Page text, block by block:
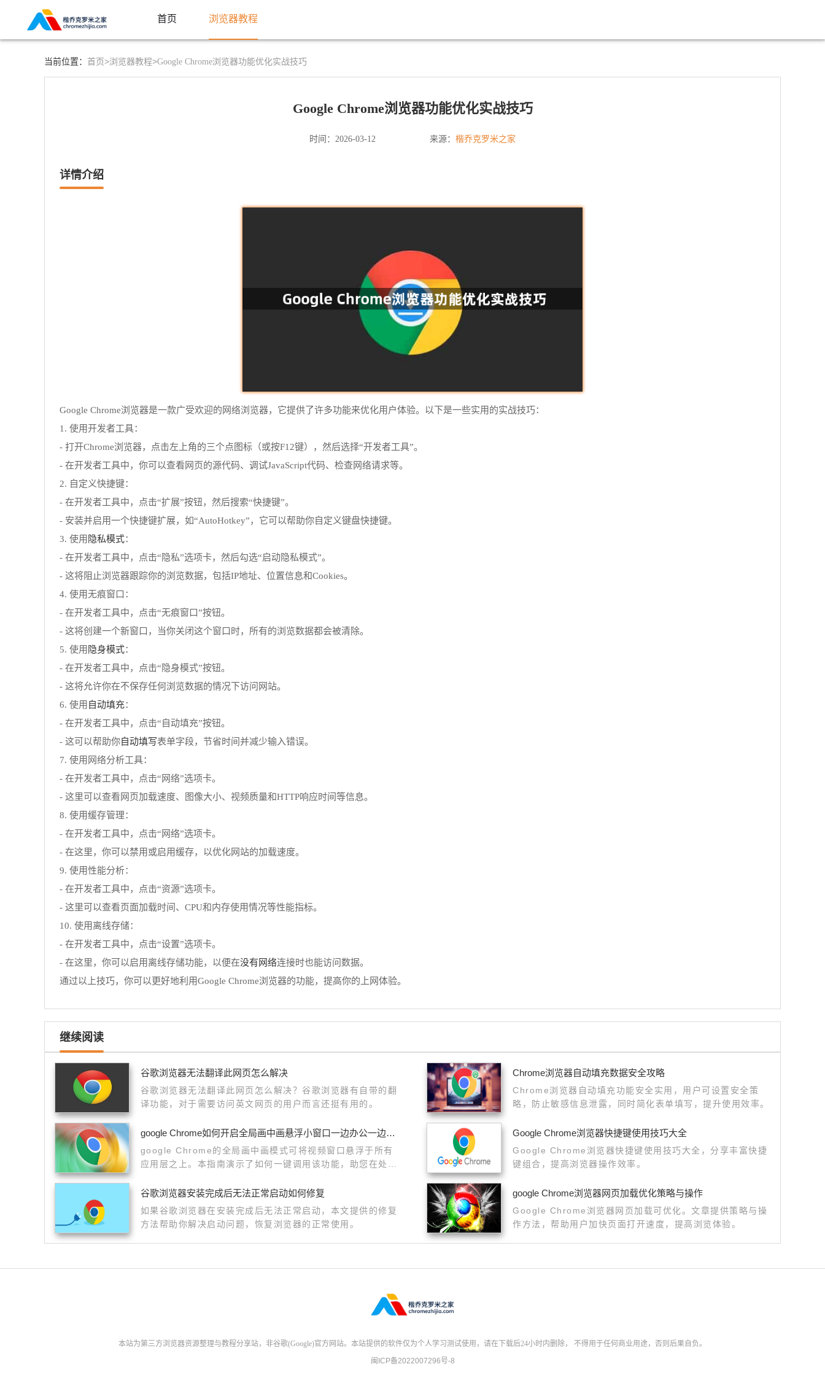
首页 浏览器教程
当前位置： 首页>浏览器教程>Google Chrome浏览器功能优化实战技巧
Google Chrome浏览器功能优化实战技巧
时间：2026-03-12 来源： 楷乔克罗米之家
详情介绍
Google Chrome浏览器是一款广受欢迎的网络浏览器，它提供了许多功能来优化用户体验。以下是一些实用的实战技巧：
1. 使用开发者工具：
- 打开Chrome浏览器，点击左上角的三个点图标（或按F12键），然后选择“开发者工具”。
- 在开发者工具中，你可以查看网页的源代码、调试JavaScript代码、检查网络请求等。
2. 自定义快捷键：
- 在开发者工具中，点击“扩展”按钮，然后搜索“快捷键”。
- 安装并启用一个快捷键扩展，如“AutoHotkey”，它可以帮助你自定义键盘快捷键。
3. 使用 隐私模式：
- 在开发者工具中，点击“隐私”选项卡，然后勾选“启动隐私模式”。
- 这将阻止浏览器跟踪你的浏览数据，包括IP地址、位置信息和Cookies。
4. 使用无痕窗口：
- 在开发者工具中，点击“无痕窗口”按钮。
- 这将创建一个新窗口，当你关闭这个窗口时，所有的浏览数据都会被清除。
5. 使用 隐身模式：
- 在开发者工具中，点击“隐身模式”按钮。
- 这将允许你在不保存任何浏览数据的情况下访问网站。
6. 使用 自动填充：
- 在开发者工具中，点击“自动填充”按钮。
- 这可以帮助你自动填写表单字段，节省时间并减少输入错误。
7. 使用网络分析工具：
- 在开发者工具中，点击“网络”选项卡。
- 这里可以查看网页加载速度、图像大小、视频质量和HTTP响应时间等信息。
8. 使用缓存管理：
- 在开发者工具中，点击“网络”选项卡。
- 在这里，你可以禁用或启用缓存，以优化网站的加载速度。
9. 使用性能分析：
- 在开发者工具中，点击“资源”选项卡。
- 这里可以查看页面加载时间、CPU和内存使用情况等性能指标。
10. 使用离线存储：
- 在开发者工具中，点击“设置”选项卡。
- 在这里，你可以启用离线存储功能，以便在没有网络连接时也能访问数据。
通过以上技巧，你可以更好地利用Google Chrome浏览器的功能，提高你的上网体验。
继续阅读
谷歌浏览器无法翻译此网页怎么解决
谷歌浏览器无法翻译此网页怎么解决？谷歌浏览器有自带的翻
译功能，对于需要访问英文网页的用户而言还挺有用的。
Chrome浏览器自动填充数据安全攻略
Chrome浏览器自动填充功能安全实用，用户可设置安全策
略，防止敏感信息泄露，同时简化表单填写，提升使用效率。
google Chrome如何开启全局画中画悬浮小窗口一边办公一边看网页视频
google Chrome的全局画中画模式可将视频窗口悬浮于所有
应用层之上。本指南演示了如何一键调用该功能，助您在处理
行处理体验。
Google Chrome浏览器快捷键使用技巧大全
Google Chrome浏览器快捷键使用技巧大全，分享丰富快捷
键组合，提高浏览器操作效率。
谷歌浏览器安装完成后无法正常启动如何修复
如果谷歌浏览器在安装完成后无法正常启动，本文提供的修复
方法帮助你解决启动问题，恢复浏览器的正常使用。
google Chrome浏览器网页加载优化策略与操作
Google Chrome浏览器网页加载可优化。文章提供策略与操
作方法，帮助用户加快页面打开速度，提高浏览体验。
本站为第三方浏览器资源整理与教程分享站，非谷歌(Google)官方网站。本站提供的软件仅为个人学习测试使用，请在下载后24小时内删除，
不得用于任何商业用途，否则后果自负。
闽ICP备2022007296号-8